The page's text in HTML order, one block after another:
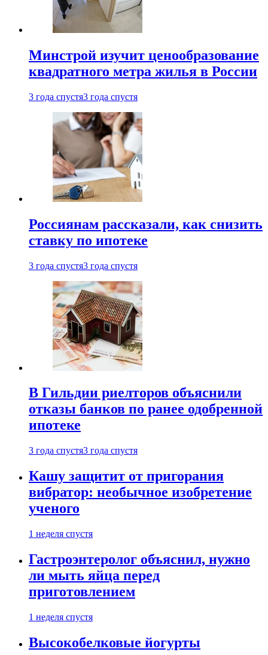
Минстрой изучит ценообразование
квадратного метра жилья в России
3 года спустя3 года спустя
Россиянам рассказали, как снизить
ставку по ипотеке
3 года спустя3 года спустя
В Гильдии риелторов объяснили
отказы банков по ранее одобренной
ипотеке
3 года спустя3 года спустя
Кашу защитит от пригорания
вибратор: необычное изобретение
ученого
1 неделя спустя
Гастроэнтеролог объяснил, нужно
ли мыть яйца перед
приготовлением
1 неделя спустя
Высокобелковые йогурты